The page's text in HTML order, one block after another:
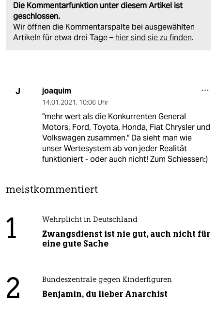
Die Kommentarfunktion unter diesem Artikel ist
geschlossen.
Wir öffnen die Kommentarspalte bei ausgewählten
Artikeln für etwa drei Tage – hier sind sie zu finden.
J joaquim
14.01.2021, 10:06 Uhr
"mehr wert als die Konkurrenten General
Motors, Ford, Toyota, Honda, Fiat Chrysler und
Volkswagen zusammen." Da sieht man wie
unser Wertesystem ab von jeder Realität
funktioniert - oder auch nicht! Zum Schiessen:)
meistkommentiert
1 Wehrplicht in Deutschland
Zwangsdienst ist nie gut, auch nicht für
eine gute Sache
2 Bundeszentrale gegen Kinderfiguren
Benjamin, du lieber Anarchist